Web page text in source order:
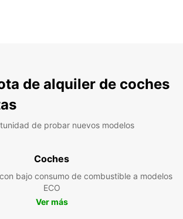
de alquiler de coches
de probar nuevos modelos
Coches
bajo consumo de combustible a modelos
ECO
Ver más